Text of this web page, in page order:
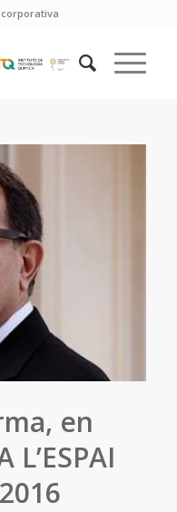
en
L’ESPAI